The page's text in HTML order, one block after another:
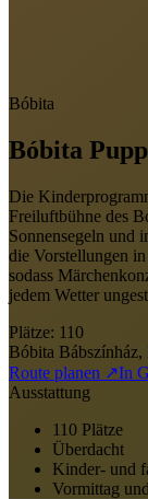
Bóbita
Bóbita
Die
Freiluftbühne des
Sonnensegeln und
die Vorstellungen
sodass
jedem Wetter
Plätze: 110
Bóbita Bábszínház,
Route planen ↗In
Ausstattung
110 Plätze
Überdacht
Kinder- und
Vormittag